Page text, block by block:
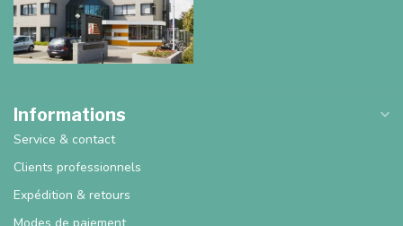
Informations
Service & contact
Clients professionnels
Expédition & retours
Modes de paiement